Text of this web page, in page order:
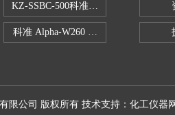
KZ-SSBC-500科准单柱电子万能试验
科准 Alpha-W260 半导体全自动推拉
限公司 版权所有 技术支持： 化工仪器